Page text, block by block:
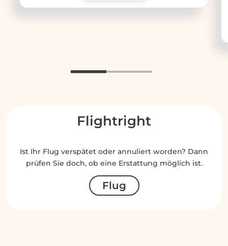
Flightright
Ist Ihr Flug verspätet oder annuliert worden? Dann
prüfen Sie doch, ob eine Erstattung möglich ist.
Flug